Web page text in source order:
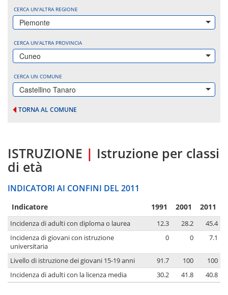
CERCA UN'ALTRA REGIONE
Piemonte
CERCA UN'ALTRA PROVINCIA
Cuneo
CERCA UN COMUNE
Castellino Tanaro
TORNA AL COMUNE
ISTRUZIONE | Istruzione per classi
di età
INDICATORI AI CONFINI DEL 2011
Indicatore 1991 2001 2011
Incidenza di adulti con diploma o laurea 12.3 28.2
45.4
Incidenza di giovani con istruzione
universitaria
0 0 7.1
Livello di istruzione dei giovani 15-19 anni 91.7 100
100
Incidenza di adulti con la licenza media
30.2 41.8 40.8